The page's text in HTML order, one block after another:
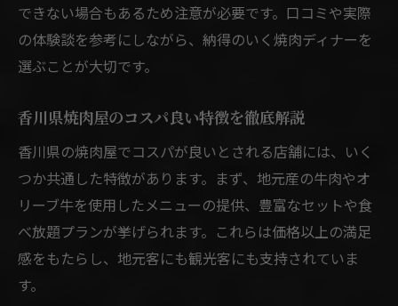
できない場合もあるため注意が必要です。口コミや実際
の体験談を参考にしながら、納得のいく焼肉ディナーを
選ぶことが大切です。
香川県焼肉屋のコスパ良い特徴を徹底解説
香川県の焼肉屋でコスパが良いとされる店舗には、いく
つか共通した特徴があります。まず、地元産の牛肉やオ
リーブ牛を使用したメニューの提供、豊富なセットや食
べ放題プランが挙げられます。これらは価格以上の満足
感をもたらし、地元客にも観光客にも支持されていま
す。